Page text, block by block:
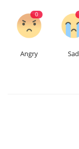
0
Angry Sad